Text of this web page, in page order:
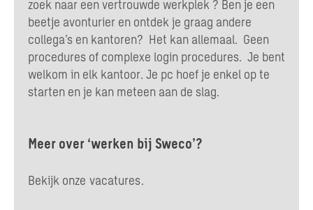
zoek naar een vertrouwde werkplek ? Ben je een
beetje avonturier en ontdek je graag andere
collega’s en kantoren? Het kan allemaal. Geen
procedures of complexe login procedures. Je bent
welkom in elk kantoor. Je pc hoef je enkel op te
starten en je kan meteen aan de slag.
Meer over ‘werken bij Sweco’?
Bekijk onze vacatures.